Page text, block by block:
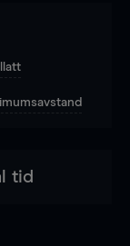
tid